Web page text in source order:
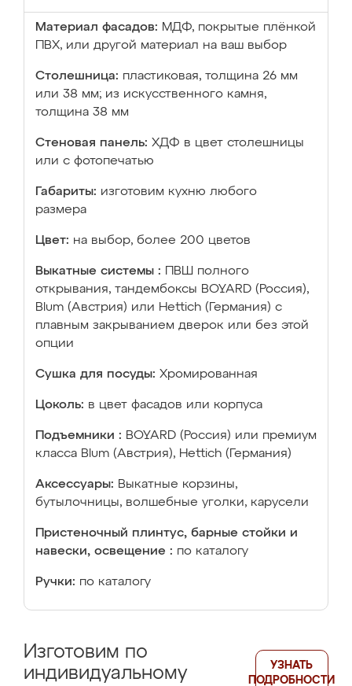
Материал фасадов: МДФ, покрытые плёнкой
ПВХ, или другой материал на ваш выбор
Столешница: пластиковая, толщина 26 мм
или 38 мм; из искусственного камня,
толщина 38 мм
Стеновая панель: ХДФ в цвет столешницы
или с фотопечатью
Габариты: изготовим кухню любого
размера
Цвет: на выбор, более 200 цветов
Выкатные системы :
ПВШ полного
открывания, тандембоксы BOYARD (Россия),
Blum (Австрия) или Hettich (Германия) с
плавным закрыванием дверок или без этой
опции
Сушка для посуды: Хромированная
Цоколь: в цвет фасадов или корпуса
Подъемники : BOYARD (Россия) или премиум
класса Blum (Австрия), Hettich (Германия)
Аксессуары: Выкатные корзины,
бутылочницы, волшебные уголки, карусели
Пристеночный плинтус, барные стойки и
навески, освещение : по каталогу
Ручки: по каталогу
Изготовим по
индивидуальному
УЗНАТЬ
ПОДРОБНОСТИ